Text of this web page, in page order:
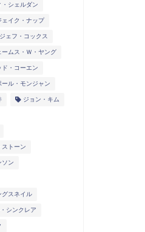
・シェルダン
ェイク・ナップ
ジェフ・コックス
ームス・Ｗ・ヤング
ド・コーエン
ール・モンジャン
ジョン・キム
ストーン
ソン
グスネイル
シンクレア